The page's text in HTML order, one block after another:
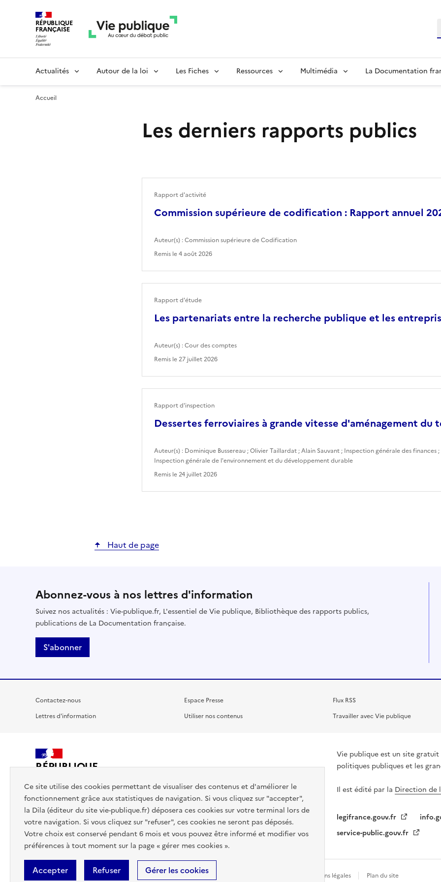
Ce site utilise des cookies permettant de visualiser des contenus et d'améliorer le
fonctionnement grâce aux statistiques de navigation. Si vous cliquez sur "accepter",
la Dila (éditeur du site vie-publique.fr) déposera ces cookies sur votre terminal lors de
votre navigation. Si vous cliquez sur "refuser", ces cookies ne seront pas déposés.
Votre choix est conservé pendant 6 mois et vous pouvez être informé et modifier vos
préférences à tout moment sur la page « gérer mes cookies ».
Accepter Refuser Gérer les cookies
RÉPUBLIQUE
FRANÇAISE
Actualités Autour de la loi Les Fiches Ressources Multimédia La Documentation
Accueil
Les derniers rapports publics
Commission supérieure de codification : Rapport annuel
Rapport d'activité
Auteur(s) :Commission supérieure de Codification
Remis le4 août 2026
Les partenariats entre la recherche publique et les
Rapport d'étude
Auteur(s) :Cour des comptes
Remis le27 juillet 2026
Dessertes ferroviaires à grande vitesse d'aménagement du
Rapport d'inspection
Auteur(s) : Dominique Bussereau ;Olivier Taillardat ;Alain Sauvant ; Inspection générale des finances ;
Inspection générale de l'environnement et du développement durable
Remis le24 juillet 2026
Haut de page
Abonnez-vous à nos lettres d'information
Suivez nos actualités : Vie-publique.fr, L'essentiel de Vie publique, Bibliothèque des rapports publics,
publications de La Documentation française.
S'abonner
Contactez-nous
Lettres d'information
Espace Presse
Utiliser nos contenus
Flux RSS
Travailler avec Vie publique
RÉPUBLIQUE
Vie publique est un site
politiques publiques et les
Il est édité par la Direction de
legifrance.gouv.fr
service-public.gouv.fr
Accessibilité : totalement conforme Données personnelles Mentions légales Plan du site